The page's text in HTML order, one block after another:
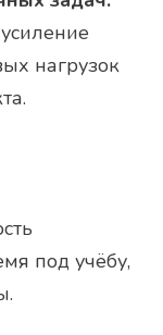
нагрузок
под учёбу,